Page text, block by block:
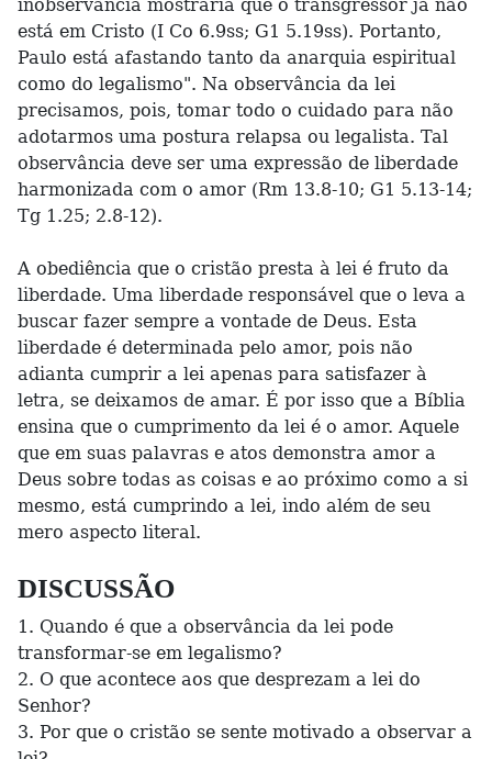
inobservância mostraria que o transgressor já não
está em Cristo (I Co 6.9ss; G1 5.19ss). Portanto,
Paulo está afastando tanto da anarquia espiritual
como do legalismo". Na observância da lei
precisamos, pois, tomar todo o cuidado para não
adotarmos uma postura relapsa ou legalista. Tal
observância deve ser uma expressão de liberdade
harmonizada com o amor (Rm 13.8-10; G1 5.13-14;
Tg 1.25; 2.8-12).
A obediência que o cristão presta à lei é fruto da
liberdade. Uma liberdade responsável que o leva a
buscar fazer sempre a vontade de Deus. Esta
liberdade é determinada pelo amor, pois não
adianta cumprir a lei apenas para satisfazer à
letra, se deixamos de amar. É por isso que a Bíblia
ensina que o cumprimento da lei é o amor. Aquele
que em suas palavras e atos demonstra amor a
Deus sobre todas as coisas e ao próximo como a si
mesmo, está cumprindo a lei, indo além de seu
mero aspecto literal.
DISCUSSÃO
1. Quando é que a observância da lei pode
transformar-se em legalismo?
2. O que acontece aos que desprezam a lei do
Senhor?
3. Por que o cristão se sente motivado a observar a